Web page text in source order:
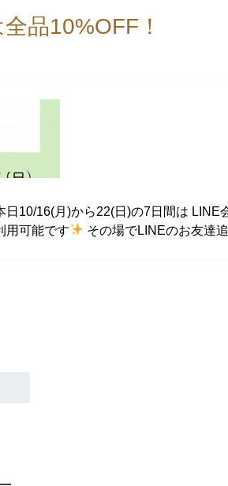
品10%OFF！
日10/16(月)から22(日)の7日間は
用可能です
その場でLINEのお友達